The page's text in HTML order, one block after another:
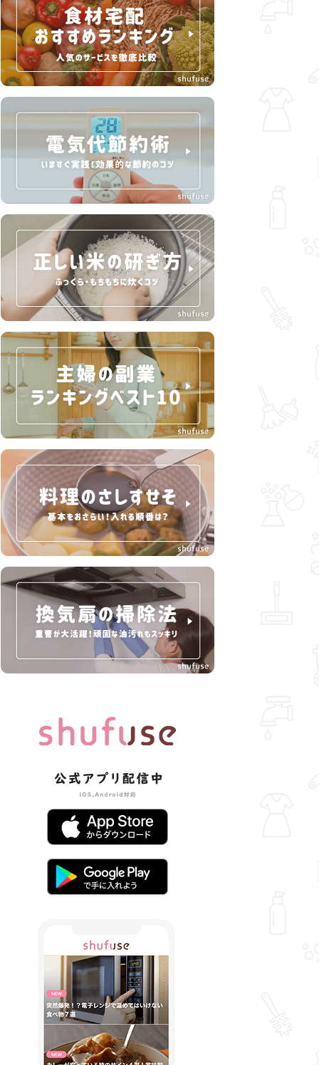
い新常識を解説します。